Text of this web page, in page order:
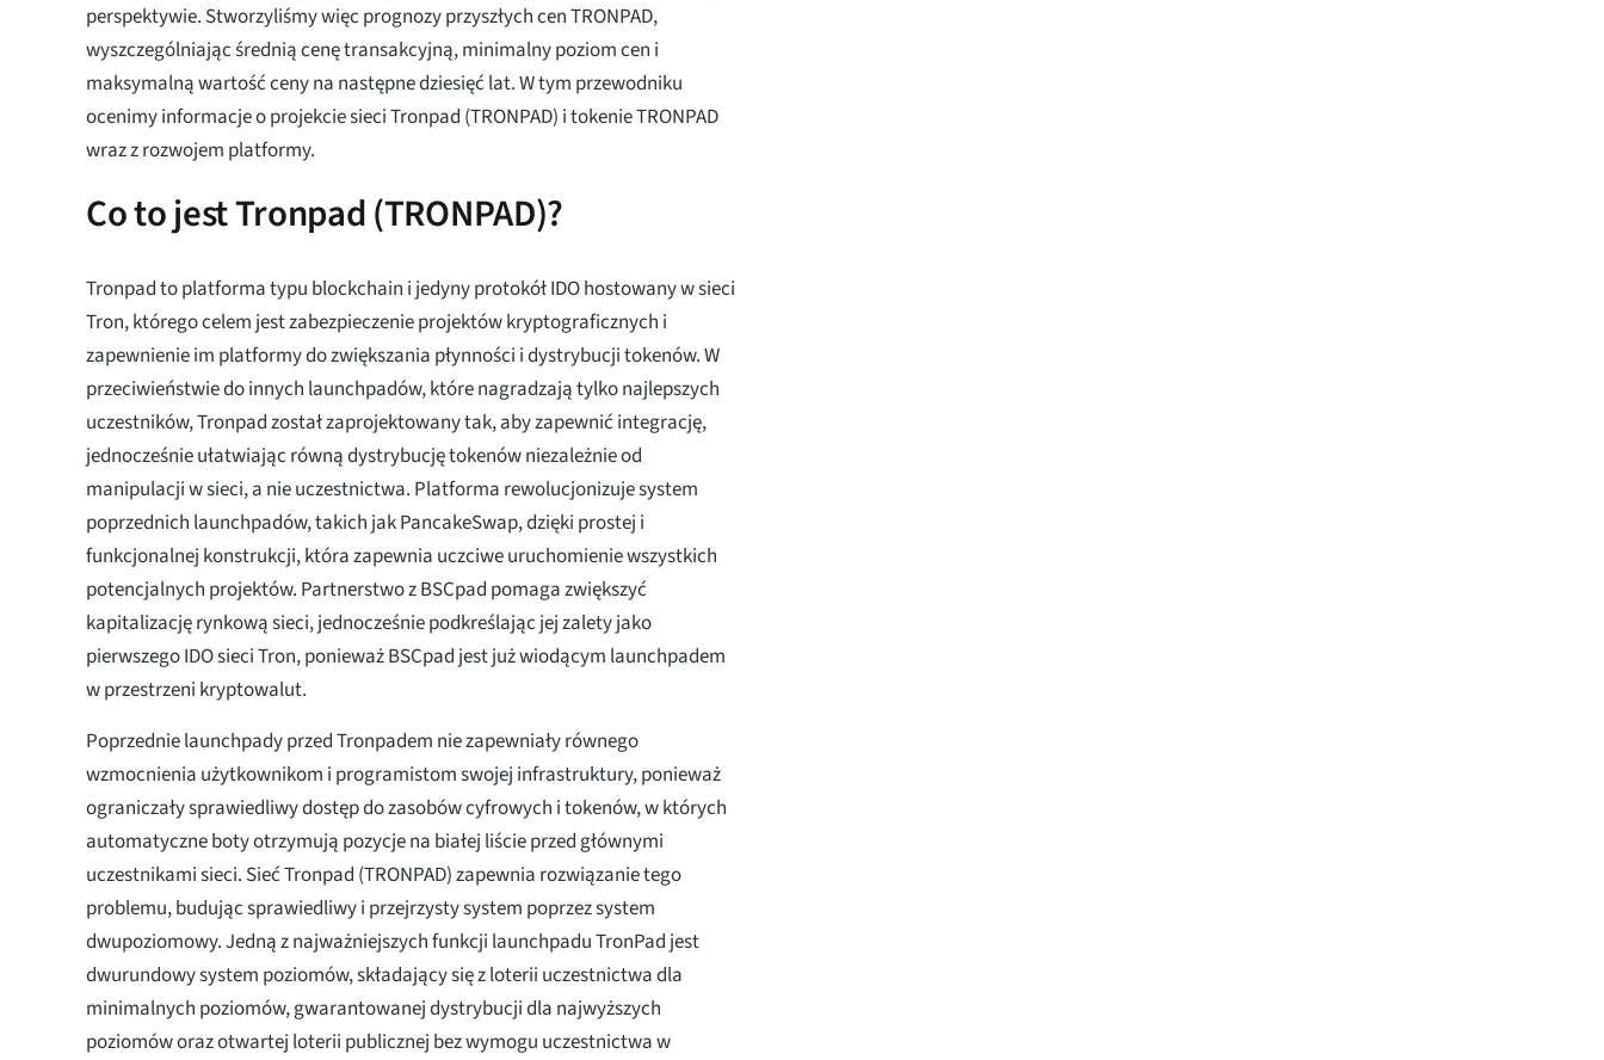
perspektywie. Stworzyliśmy więc prognozy przyszłych cen TRONPAD,
wyszczególniając średnią cenę transakcyjną, minimalny poziom cen i
maksymalną wartość ceny na następne dziesięć lat. W tym przewodniku
ocenimy informacje o projekcie sieci Tronpad (TRONPAD) i tokenie TRONPAD
wraz z rozwojem platformy.
Co to jest Tronpad (TRONPAD)?
Tronpad to platforma typu blockchain i jedyny protokół IDO hostowany w sieci
Tron, którego celem jest zabezpieczenie projektów kryptograficznych i
zapewnienie im platformy do zwiększania płynności i dystrybucji tokenów. W
przeciwieństwie do innych launchpadów, które nagradzają tylko najlepszych
uczestników, Tronpad został zaprojektowany tak, aby zapewnić integrację,
jednocześnie ułatwiając równą dystrybucję tokenów niezależnie od
manipulacji w sieci, a nie uczestnictwa. Platforma rewolucjonizuje system
poprzednich launchpadów, takich jak PancakeSwap, dzięki prostej i
funkcjonalnej konstrukcji, która zapewnia uczciwe uruchomienie wszystkich
potencjalnych projektów. Partnerstwo z BSCpad pomaga zwiększyć
kapitalizację rynkową sieci, jednocześnie podkreślając jej zalety jako
pierwszego IDO sieci Tron, ponieważ BSCpad jest już wiodącym launchpadem
w przestrzeni kryptowalut.
Poprzednie launchpady przed Tronpadem nie zapewniały równego
wzmocnienia użytkownikom i programistom swojej infrastruktury, ponieważ
ograniczały sprawiedliwy dostęp do zasobów cyfrowych i tokenów, w których
automatyczne boty otrzymują pozycje na białej liście przed głównymi
uczestnikami sieci. Sieć Tronpad (TRONPAD) zapewnia rozwiązanie tego
problemu, budując sprawiedliwy i przejrzysty system poprzez system
dwupoziomowy. Jedną z najważniejszych funkcji launchpadu TronPad jest
dwurundowy system poziomów, składający się z loterii uczestnictwa dla
minimalnych poziomów, gwarantowanej dystrybucji dla najwyższych
poziomów oraz otwartej loterii publicznej bez wymogu uczestnictwa w